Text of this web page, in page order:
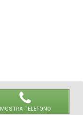
MOSTRA TELEFONO